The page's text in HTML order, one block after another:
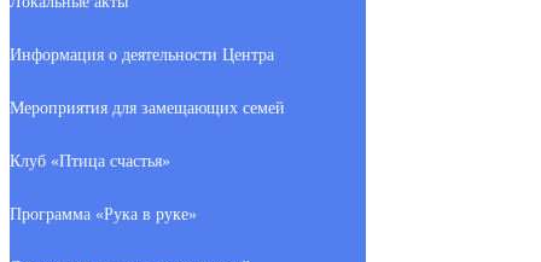
Информация о деятельности Центра
Мероприятия для замещающих семей
Клуб «Птица счастья»
Программа «Рука в руке»